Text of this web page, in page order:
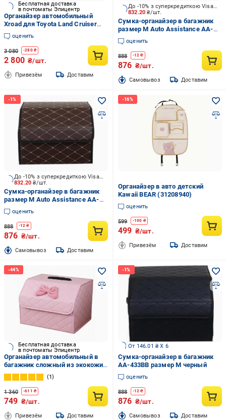
Бесплатная доставка
в почтоматы Эпицентр
Органайзер автомобильный
Xroad для Toyota Land Cruiser
Prado 120/Lexus GX470 на двери
багажника (XRM-120-RDC)
оценить
3 080 -280₴
2 800 ₴/шт.
Привезём Доставим
832.20₴/шт.
До -10% з суперкредиткою Visa Вигода
Сумка-органайзер в багажник
размер M Auto Assistance AA-
433BG черно-белый
оценить
888 -12 ₴
876 ₴/шт.
Cамовывоз Доставим
832.20₴/шт.
До -10% з суперкредиткою Visa Вигода
Сумка-органайзер в багажник
размер M Auto Assistance AA-
433BW коричнево-белый
оценить
888 -12 ₴
876 ₴/шт.
Cамовывоз Доставим
Органайзер в авто детский
Kawaii BEAR (31208940)
оценить
599 -100 ₴
499 ₴/шт.
Привезём Доставим
Бесплатная доставка
в почтоматы Эпицентр
Органайзер автомобильный в
багажник сложный из экокожи
универсальный
водонепроницаемый с
защитной крышкой (N-023)
1
1 360 -611 ₴
749 ₴/шт.
Привезём Доставим
От 146.01 ₴ X 6
Сумка-органайзер в багажник
AA-433BB размер M черный
оценить
888 -12 ₴
876 ₴/шт.
Cамовывоз Доставим